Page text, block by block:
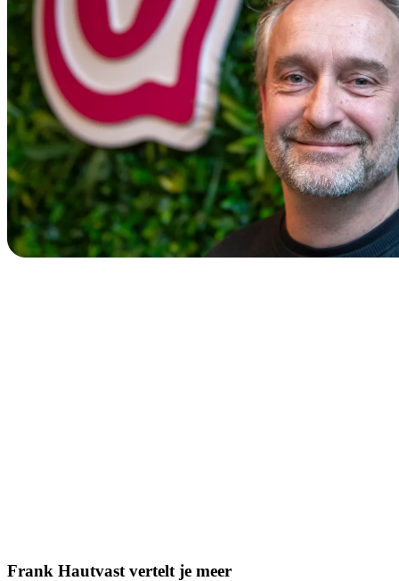
Frank Hautvast vertelt je meer